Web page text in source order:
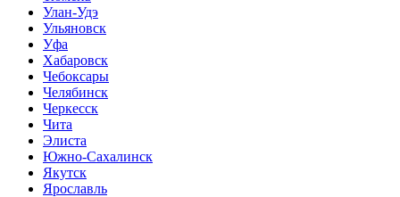
Улан-Удэ
Ульяновск
Уфа
Хабаровск
Чебоксары
Челябинск
Черкесск
Чита
Элиста
Южно-Сахалинск
Якутск
Ярославль